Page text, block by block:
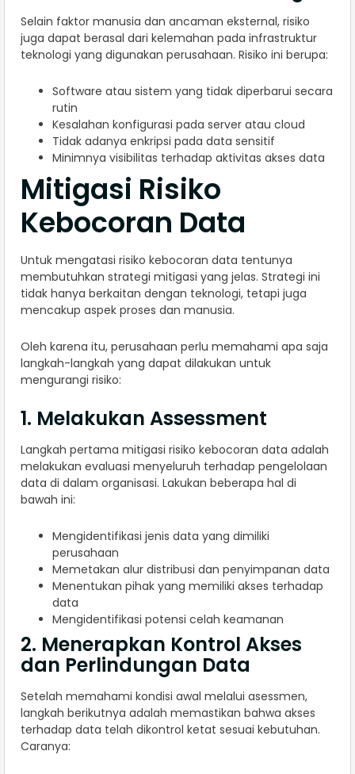
Selain faktor manusia dan ancaman eksternal, risiko
juga dapat berasal dari kelemahan pada infrastruktur
teknologi yang digunakan perusahaan. Risiko ini berupa:
Software atau sistem yang tidak diperbarui secara
rutin
Kesalahan konfigurasi pada server atau cloud
Tidak adanya enkripsi pada data sensitif
Minimnya visibilitas terhadap aktivitas akses data
Mitigasi Risiko
Kebocoran Data
Untuk mengatasi risiko kebocoran data tentunya
membutuhkan strategi mitigasi yang jelas. Strategi ini
tidak hanya berkaitan dengan teknologi, tetapi juga
mencakup aspek proses dan manusia.
Oleh karena itu, perusahaan perlu memahami apa saja
langkah-langkah yang dapat dilakukan untuk
mengurangi risiko:
1. Melakukan Assessment
Langkah pertama mitigasi risiko kebocoran data adalah
melakukan evaluasi menyeluruh terhadap pengelolaan
data di dalam organisasi. Lakukan beberapa hal di
bawah ini:
Mengidentifikasi jenis data yang dimiliki
perusahaan
Memetakan alur distribusi dan penyimpanan data
Menentukan pihak yang memiliki akses terhadap
data
Mengidentifikasi potensi celah keamanan
2. Menerapkan Kontrol Akses
dan Perlindungan Data
Setelah memahami kondisi awal melalui asessmen,
langkah berikutnya adalah memastikan bahwa akses
terhadap data telah dikontrol ketat sesuai kebutuhan.
Caranya: